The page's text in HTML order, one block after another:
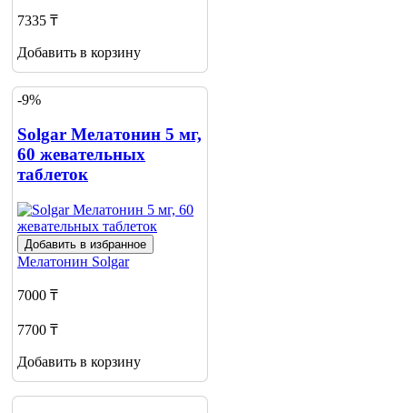
7335 ₸
Добавить в корзину
-9%
Solgar Мелатонин 5 мг,
60 жевательных
таблеток
Добавить в избранное
Мелатонин Solgar
7000 ₸
7700 ₸
Добавить в корзину